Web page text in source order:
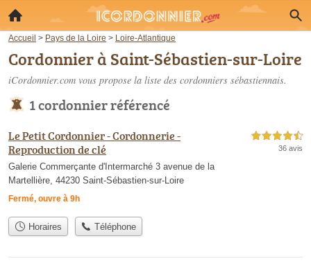
Accueil > Pays de la Loire > Loire-Atlantique
Cordonnier à Saint-Sébastien-sur-Loire
iCordonnier.com vous propose la liste des cordonniers sébastiennais.
1 cordonnier référencé
Le Petit Cordonnier - Cordonnerie -
Reproduction de clé
Galerie Commerçante d'Intermarché 3 avenue de la
Martellière, 44230 Saint-Sébastien-sur-Loire
Fermé, ouvre à 9h
4,5 étoiles sur 5
36 avis
Horaires Téléphone